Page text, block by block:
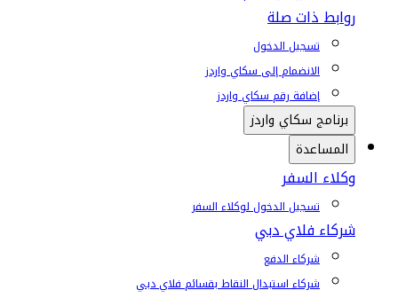
روابط ذات صلة
تسجيل الدخول
الانضمام إلى سكاي واردز
إضافة رقم سكاي واردز
برنامج سكاي واردز
المساعدة
وكلاء السفر
تسجيل الدخول لوكلاء السفر
شركاء فلاي دبي
شركاء الدفع
شركاء استبدال النقاط بقسائم فلاي دبي